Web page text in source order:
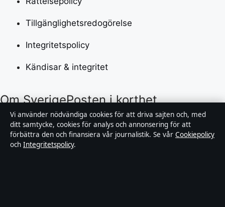
Tillgänglighetsredogörelse
Integritetspolicy
Kändisar & integritet
Om SverigePosten i korthet
SverigePosten är en oberoende svensk digital
nyhetssajt med fokus på film, tv, kultur och
nöjesnyheter. Varje artikel har en namngiven byline,
Vi använder nödvändiga cookies för att driva sajten och, med
ditt samtycke, cookies för analys och annonsering för att
förbättra den och finansiera vår journalistik. Se vår Cookiepolicy
och Integritetspolicy.